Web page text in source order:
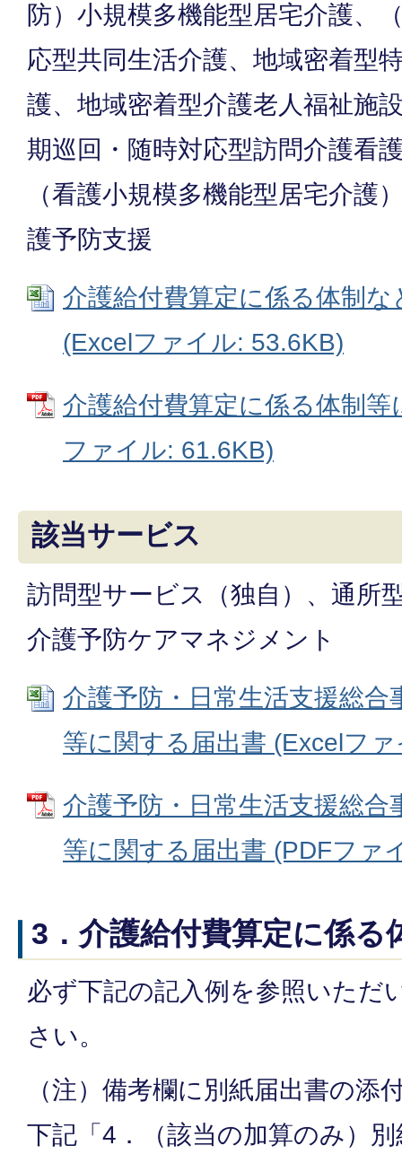
防）小規模多機能型居宅介護、
応型共同生活介護、地域密着型
護、地域密着型介護老人福祉施
期巡回・随時対応型訪問介護看
（看護小規模多機能型居宅介護
護予防支援
介護給付費算定に係る体制
(Excelファイル: 53.6KB)
介護給付費算定に係る体制
ファイル: 61.6KB)
該当サービス
訪問型サービス（独自）、通所
介護予防ケアマネジメント
介護予防・日常生活支援総合
等に関する届出書 (Excelフ
介護予防・日常生活支援総合
等に関する届出書 (PDFファ
3．介護給付費算定に係る
必ず下記の記入例を参照いただ
さい。
（注）備考欄に別紙届出書の添
下記「4．（該当の加算のみ）